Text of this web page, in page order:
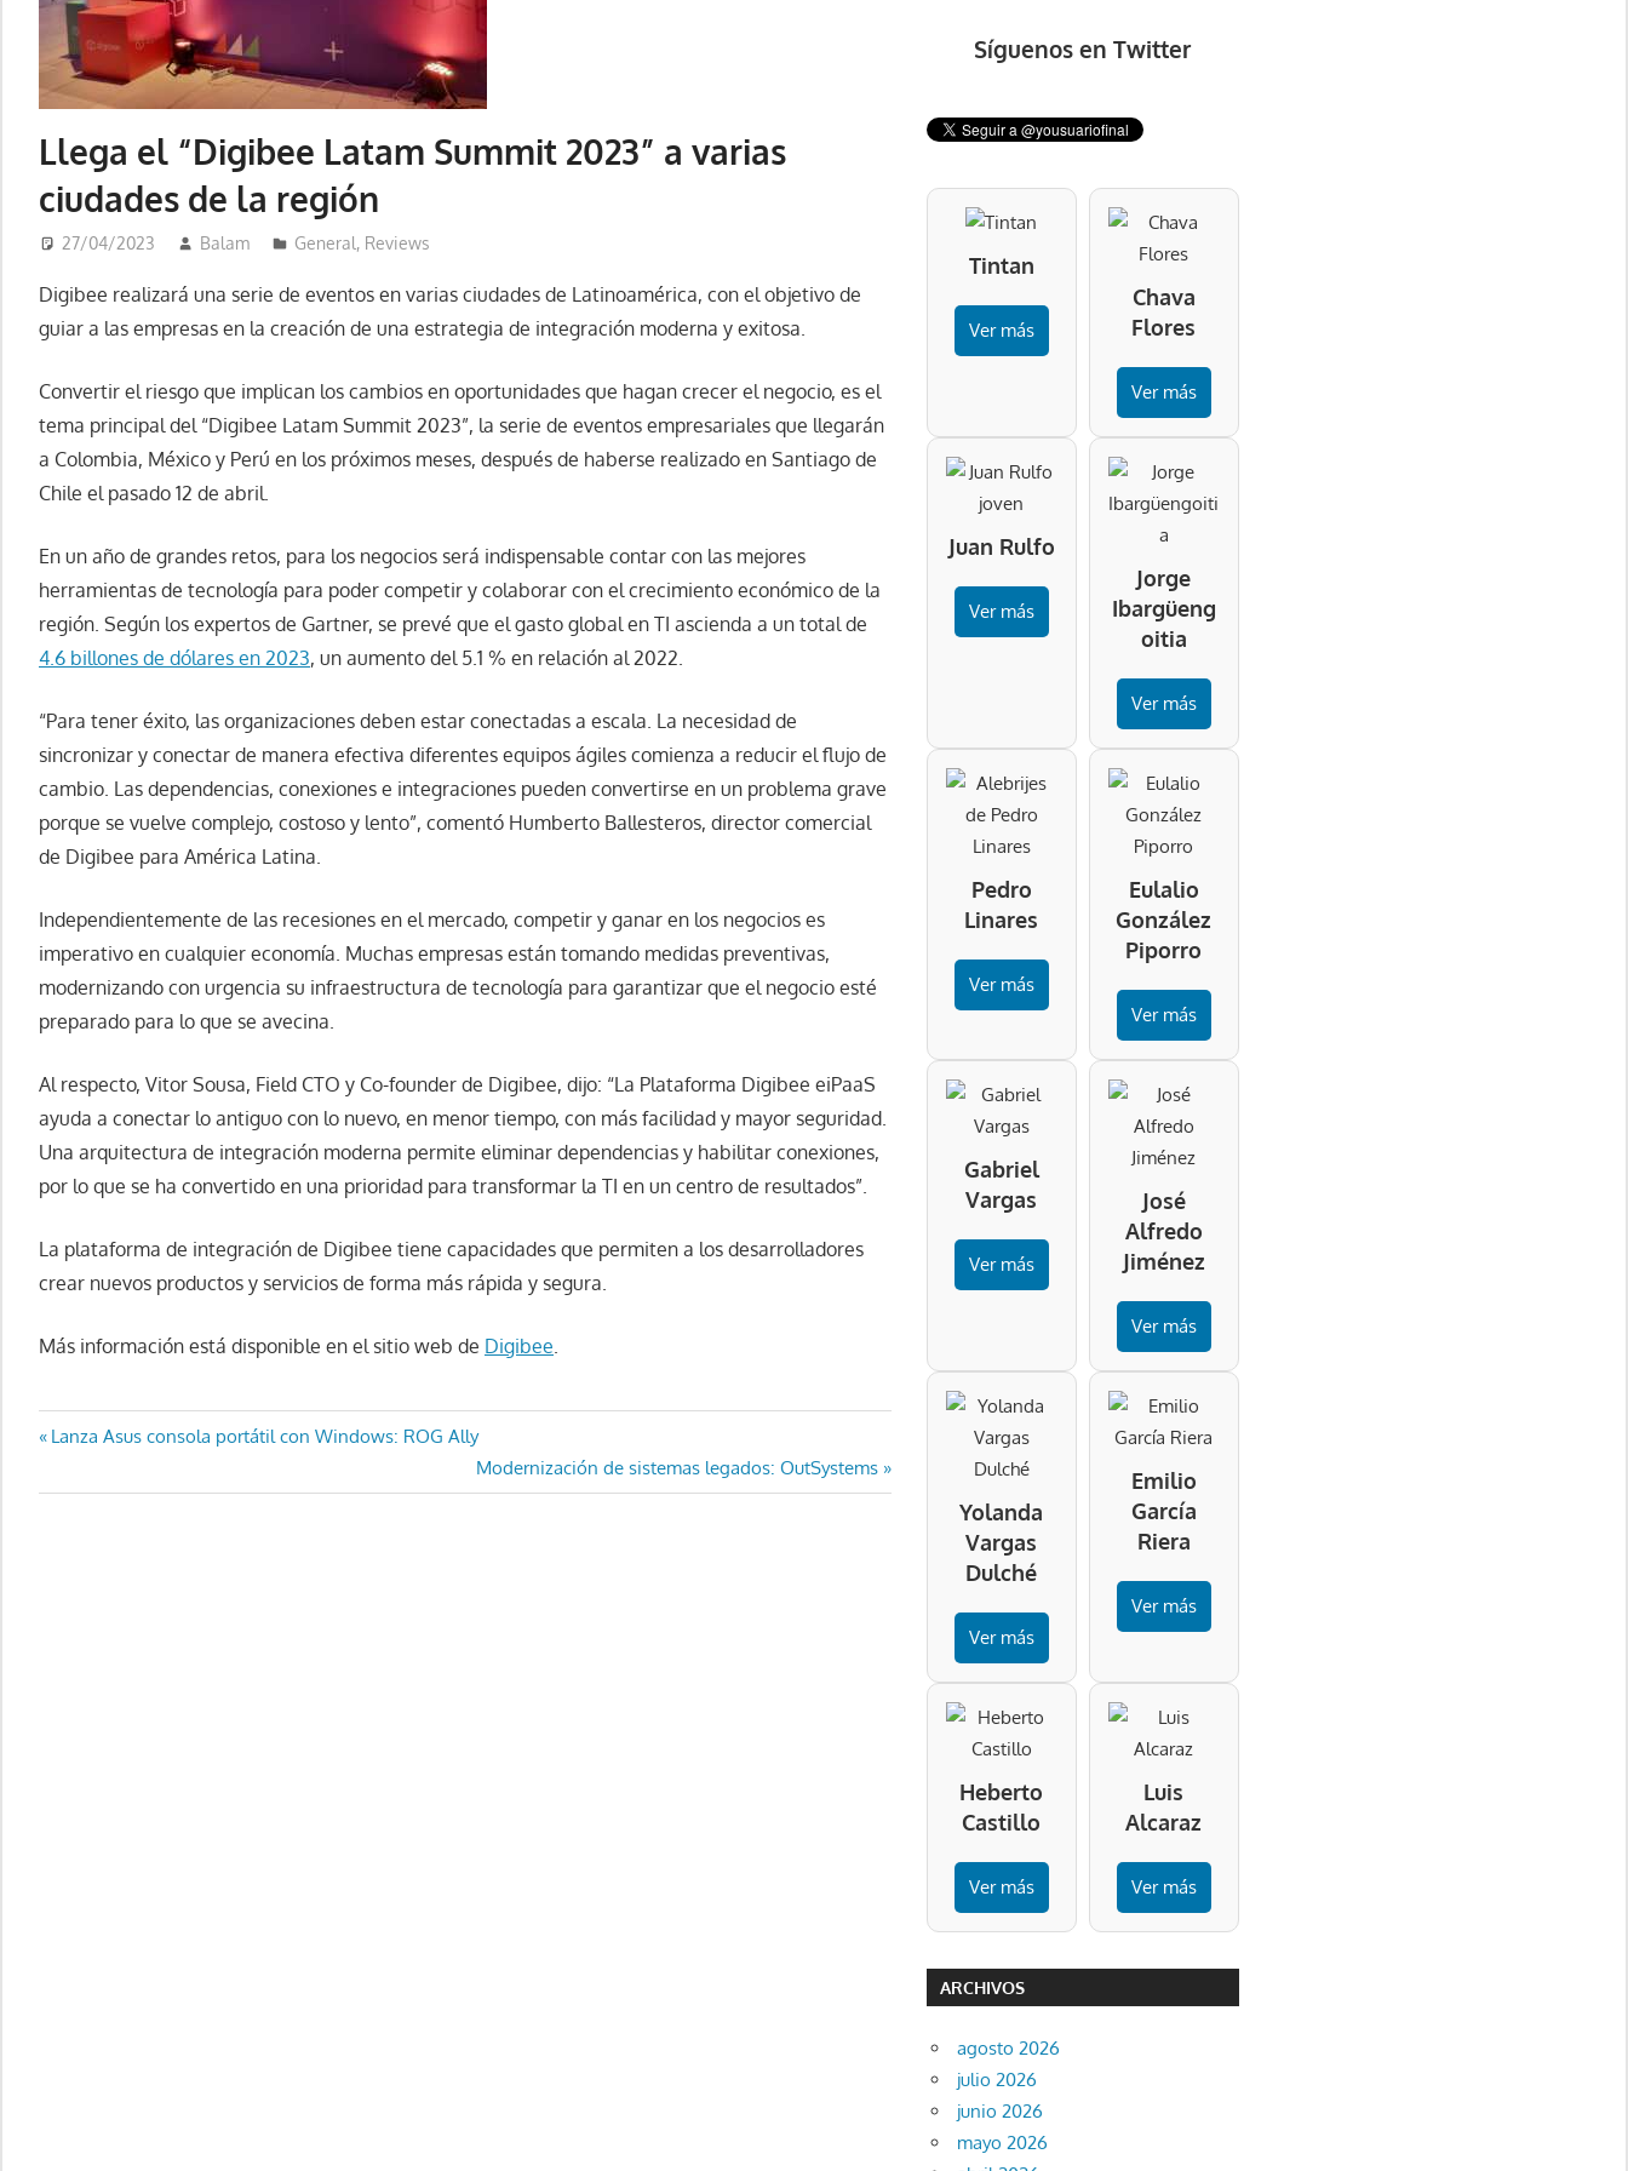
Llega el “Digibee Latam Summit 2023” a varias
ciudades de la región
27/04/2023 Balam General, Reviews
Digibee realizará una serie de eventos en varias ciudades de Latinoamérica, con el objetivo de
guiar a las empresas en la creación de una estrategia de integración moderna y exitosa.
Convertir el riesgo que implican los cambios en oportunidades que hagan crecer el negocio, es el
tema principal del “Digibee Latam Summit 2023”, la serie de eventos empresariales que llegarán
a Colombia, México y Perú en los próximos meses, después de haberse realizado en Santiago de
Chile el pasado 12 de abril.
En un año de grandes retos, para los negocios será indispensable contar con las mejores
herramientas de tecnología para poder competir y colaborar con el crecimiento económico de la
región. Según los expertos de Gartner, se prevé que el gasto global en TI ascienda a un total de
4.6 billones de dólares en 2023, un aumento del 5.1 % en relación al 2022.
“Para tener éxito, las organizaciones deben estar conectadas a escala. La necesidad de
sincronizar y conectar de manera efectiva diferentes equipos ágiles comienza a reducir el flujo de
cambio. Las dependencias, conexiones e integraciones pueden convertirse en un problema grave
porque se vuelve complejo, costoso y lento”, comentó Humberto Ballesteros, director comercial
de Digibee para América Latina.
Independientemente de las recesiones en el mercado, competir y ganar en los negocios es
imperativo en cualquier economía. Muchas empresas están tomando medidas preventivas,
modernizando con urgencia su infraestructura de tecnología para garantizar que el negocio esté
preparado para lo que se avecina.
Al respecto, Vitor Sousa, Field CTO y Co-founder de Digibee, dijo: “La Plataforma Digibee eiPaaS
ayuda a conectar lo antiguo con lo nuevo, en menor tiempo, con más facilidad y mayor seguridad.
Una arquitectura de integración moderna permite eliminar dependencias y habilitar conexiones,
por lo que se ha convertido en una prioridad para transformar la TI en un centro de resultados”.
La plataforma de integración de Digibee tiene capacidades que permiten a los desarrolladores
crear nuevos productos y servicios de forma más rápida y segura.
Más información está disponible en el sitio web de Digibee.
Navegación
de
Entrada
Lanza Asus consola portátil con Windows: ROG Ally
Entrada
siguiente:
Modernización de sistemas legados: OutSystems
Síguenos en Twitter
Tintan
Ver más
Chava
Flores
Ver más
Juan Rulfo
Ver más
Jorge
Ibargüeng
oitia
Ver más
Pedro
Linares
Ver más
Eulalio
González
Piporro
Ver más
Gabriel
Vargas
Ver más
José
Alfredo
Jiménez
Ver más
Yolanda
Vargas
Dulché
Ver más
Emilio
García
Riera
Ver más
Heberto
Castillo
Ver más
Luis
Alcaraz
Ver más
ARCHIVOS
agosto 2026
julio 2026
junio 2026
mayo 2026